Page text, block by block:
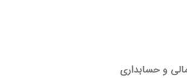
و حسابداری